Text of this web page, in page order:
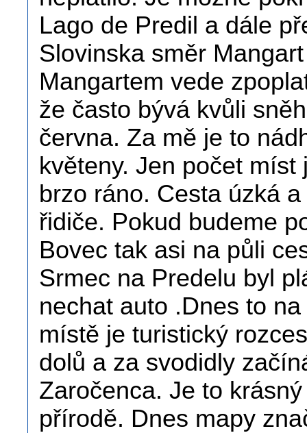
Lago de Predil a dále
Slovinska směr
Mangartem vede
že často bývá kvůli
června. Za mě je to
květeny. Jen počet
brzo ráno. Cesta úzká
řidiče. Pokud budeme
Bovec tak asi na půli
Srmec na Predelu byl
nechat auto .Dnes to
místě je turistický
dolů a za svodidly
Zaročenca. Je to
přírodě. Dnes mapy